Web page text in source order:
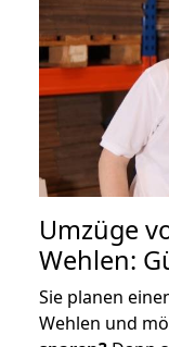
Umzüge
Wehlen:
Sie planen
Wehlen und